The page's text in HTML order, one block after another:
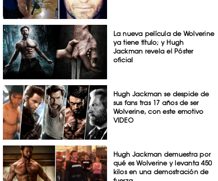
La nueva película de Wolverine
ya tiene título; y Hugh
Jackman revela el Póster
oficial
Hugh Jackman se despide de
sus fans tras 17 años de ser
Wolverine, con este emotivo
VIDEO
Hugh Jackman demuestra por
qué es Wolverine y levanta 450
kilos en una demostración de